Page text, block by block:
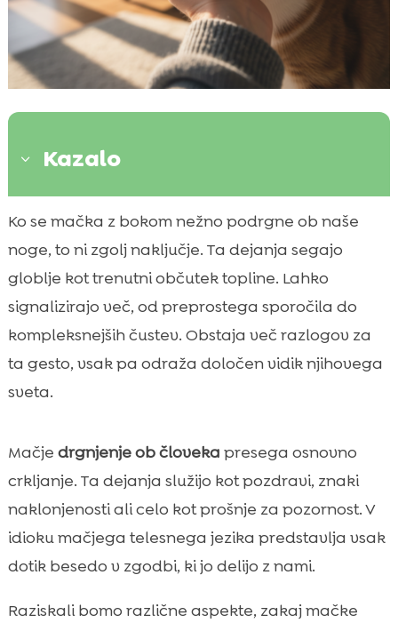
3 Kazalo
 Kaj pomeni, ko se mačka drgne ob nas?

pomen drgnjenja mačke v mačji
komunikaciji
Vonjave, feromoni in označevanje teritorija
Drgnjenje ob noge, roke in obraz: razlike v
sporočilu
Drgnjenje in mačja navezanost na skrbnika

Najpogostejši sprožilci: prihod domov,
hranjenje, rutina
 Drgnjenje pri mačkah v gospodinjstvu z več
živalmi
Kdaj je drgnjenje znak zdravstvene težave
drgne ob nas
Ko se mačka z bokom nežno podrgne ob naše
noge, to ni zgolj naključje. Ta dejanja segajo
globlje kot trenutni občutek topline. Lahko
signalizirajo več, od preprostega sporočila do
kompleksnejših čustev. Obstaja več razlogov za
ta gesto, vsak pa odraža določen vidik njihovega
sveta.
Mačje drgnjenje ob človeka presega osnovno
crkljanje. Ta dejanja služijo kot pozdravi, znaki
naklonjenosti ali celo kot prošnje za pozornost. V
idioku mačjega telesnega jezika predstavlja vsak
dotik besedo v zgodbi, ki jo delijo z nami.
Raziskali bomo različne aspekte, zakaj mačke